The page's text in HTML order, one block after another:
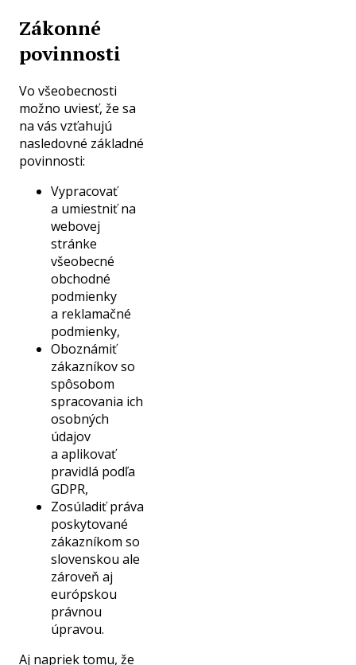
Zákonné
povinnosti
Vo všeobecnosti
možno uviesť, že sa
na vás vzťahujú
nasledovné základné
povinnosti:
Vypracovať
a umiestniť na
webovej
stránke
všeobecné
obchodné
podmienky
a reklamačné
podmienky,
Oboznámiť
zákazníkov so
spôsobom
spracovania ich
osobných
údajov
a aplikovať
pravidlá podľa
GDPR,
Zosúladiť práva
poskytované
zákazníkom so
slovenskou ale
zároveň aj
európskou
právnou
úpravou.
Aj napriek tomu, že